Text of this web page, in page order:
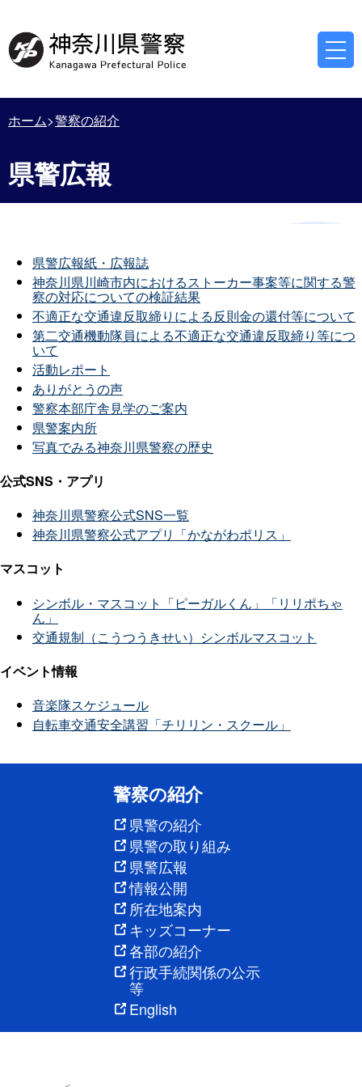
ホーム 警察の紹介
県警広報
県警広報紙・広報誌
神奈川県川崎市内におけるストーカー事案等に関する警
察の対応についての検証結果
不適正な交通違反取締りによる反則金の還付等について
第二交通機動隊員による不適正な交通違反取締り等につ
いて
活動レポート
ありがとうの声
警察本部庁舎見学のご案内
県警案内所
写真でみる神奈川県警察の歴史
公式SNS・アプリ
神奈川県警察公式SNS一覧
神奈川県警察公式アプリ「かながわポリス」
マスコット
シンボル・マスコット「ピーガルくん」「リリポちゃ
ん」
交通規制（こうつうきせい）シンボルマスコット
イベント情報
音楽隊スケジュール
自転車交通安全講習「チリリン・スクール」
警察の紹介
県警の紹介
県警の取り組み
県警広報
情報公開
所在地案内
キッズコーナー
各部の紹介
行政手続関係の公示
等
English